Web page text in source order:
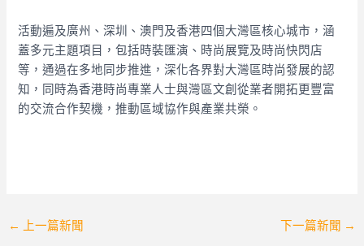
活動遍及廣州、深圳、澳門及香港四個大灣區核心城市，涵
蓋多元主題項目，包括時裝匯演、時尚展覽及時尚快閃店
等，通過在多地同步推進，深化各界對大灣區時尚發展的認
知，同時為香港時尚專業人士與灣區文創從業者開拓更豐富
的交流合作契機，推動區域協作與產業共榮。
Post
← 上一篇新聞 下一篇新聞 →